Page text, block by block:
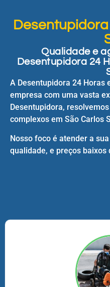
Qualidade e
Desentupidora 24
A Desentupidora 24 Horas
empresa com uma vasta
Desentupidora,
complexos em São Carlos
Nosso foco é atender a
qualidade, e preços baixos